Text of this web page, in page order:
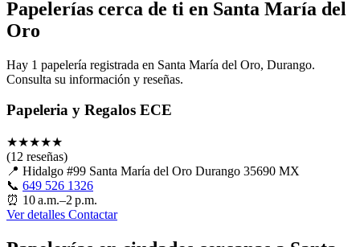
Papelerías cerca de ti en Santa María del
Oro
Hay 1 papelería registrada en Santa María del Oro, Durango.
Consulta su información y reseñas.
Papeleria y Regalos ECE
★★★★★
(12 reseñas)
📍 Hidalgo #99 Santa María del Oro Durango 35690 MX
📞 649 526 1326
⏰ 10 a.m.–2 p.m.
Ver detalles Contactar